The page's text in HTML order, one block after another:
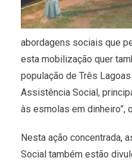
abordagens sociais que
esta mobilização quer
população de Três
Assistência Social,
às esmolas em dinheiro”,
Nesta ação concentrada,
Social também estão